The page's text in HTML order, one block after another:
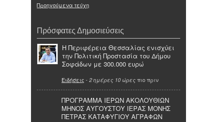
Προηγούμενα τεύχη
Πρόσφατες Δημοσιεύσεις
Η Περιφέρεια Θεσσαλίας ενισχύει
την Πολιτική Προστασία του Δήμου
Σοφάδων με 300.000 ευρώ
Ειδήσεις - 2 ημέρες 10 ώρες πιο πριν
ΠΡΟΓΡΑΜΜΑ ΙΕΡΩΝ ΑΚΟΛΟΥΘΙΩΝ
ΜΗΝΟΣ ΑΥΓΟΥΣΤΟΥ ΙΕΡΑΣ ΜΟΝΗΣ
ΠΕΤΡΑΣ ΚΑΤΑΦΥΓΙΟΥ ΑΓΡΑΦΩΝ